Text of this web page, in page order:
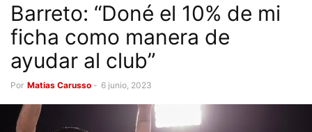
Barreto: “Doné el 10% de mi
ficha como manera de
ayudar al club”
Por Matias Carusso - 6 junio, 2023